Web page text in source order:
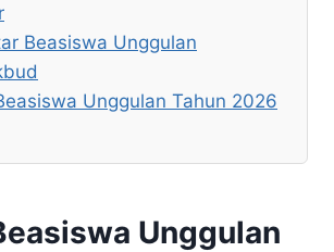
Beasiswa Unggulan
Unggulan Tahun 2026
Unggulan